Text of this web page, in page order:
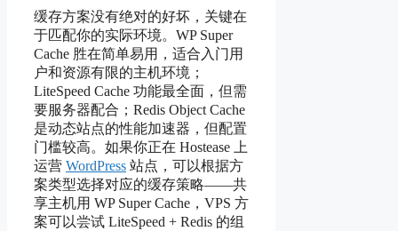
缓存方案没有绝对的好坏，关键在
于匹配你的实际环境。WP Super
Cache 胜在简单易用，适合入门用
户和资源有限的主机环境；
LiteSpeed Cache 功能最全面，但需
要服务器配合；Redis Object Cache
是动态站点的性能加速器，但配置
门槛较高。如果你正在 Hostease 上
运营 WordPress 站点，可以根据方
案类型选择对应的缓存策略——共
享主机用 WP Super Cache，VPS 方
案可以尝试 LiteSpeed + Redis 的组